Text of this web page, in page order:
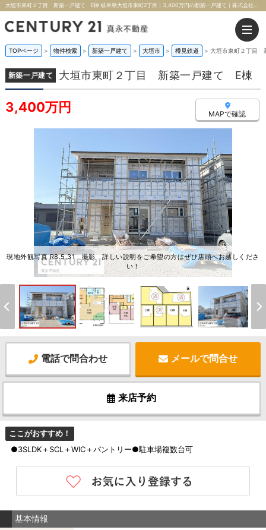
TOPページ > 物件検索 > 新築一戸建て > 大垣市 > 樽見鉄道 > 大垣市東町２丁目
新築一戸建て 大垣市東町２丁目 新築一戸建て E棟
3,400万円 MAPで確認
現地外観写真 R8.5.31 撮影 詳しい説明をご希望の方はぜひ店頭へお越しくださ
い！
電話で問合わせ メールで問合せ
来店予約
ここがおすすめ！
●3SLDK＋SCL＋WIC＋パントリー●駐車場複数台可
基本情報